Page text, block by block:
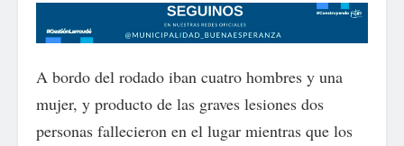
A bordo del rodado iban cuatro hombres y una
mujer, y producto de las graves lesiones dos
personas fallecieron en el lugar mientras que los